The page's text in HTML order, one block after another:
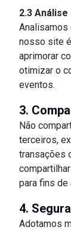
2.3
Analisamos
nosso site
aprimorar
otimizar o
eventos.
3.
Não
terceiros,
transações
para fins de
4.
Adotamos